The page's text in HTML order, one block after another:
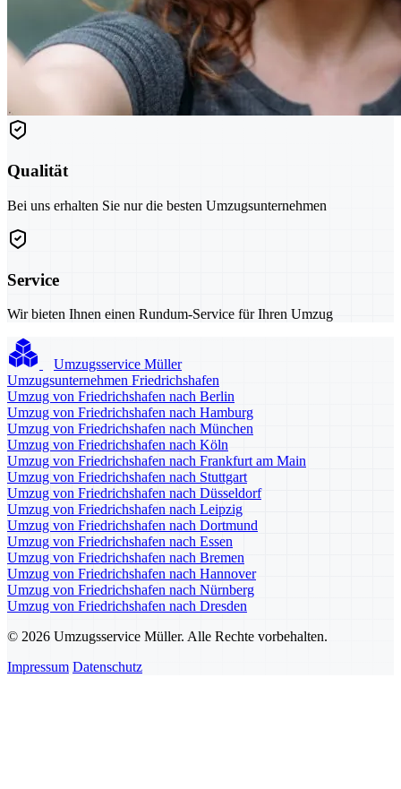
Qualität
Bei uns erhalten Sie nur die besten Umzugsunternehmen
Service
Wir bieten Ihnen einen Rundum-Service für Ihren Umzug
Umzugsservice Müller
Umzugsunternehmen Friedrichshafen
Umzug von Friedrichshafen nach Berlin
Umzug von Friedrichshafen nach Hamburg
Umzug von Friedrichshafen nach München
Umzug von Friedrichshafen nach Köln
Umzug von Friedrichshafen nach Frankfurt am Main
Umzug von Friedrichshafen nach Stuttgart
Umzug von Friedrichshafen nach Düsseldorf
Umzug von Friedrichshafen nach Leipzig
Umzug von Friedrichshafen nach Dortmund
Umzug von Friedrichshafen nach Essen
Umzug von Friedrichshafen nach Bremen
Umzug von Friedrichshafen nach Hannover
Umzug von Friedrichshafen nach Nürnberg
Umzug von Friedrichshafen nach Dresden
© 2026 Umzugsservice Müller. Alle Rechte vorbehalten.
Impressum Datenschutz